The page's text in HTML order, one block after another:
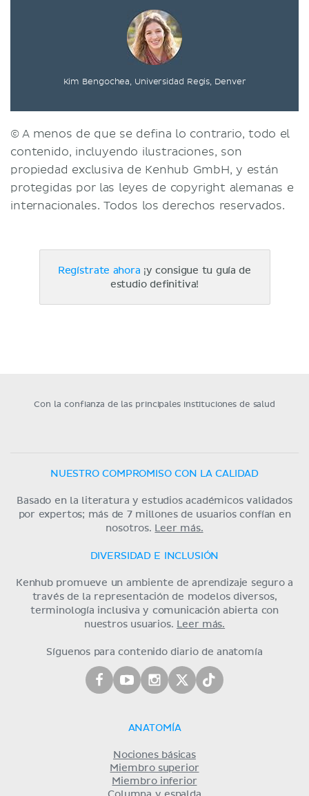
Kim Bengochea, Universidad Regis, Denver
© A menos de que se defina lo contrario, todo el
contenido, incluyendo ilustraciones, son
propiedad exclusiva de Kenhub GmbH, y están
protegidas por las leyes de copyright alemanas e
internacionales. Todos los derechos reservados.
Regístrate ahora ¡y consigue tu guía de
estudio definitiva!
Con la confianza de las principales instituciones de salud
NUESTRO COMPROMISO CON LA CALIDAD
Basado en la literatura y estudios académicos validados
por expertos; más de 7 millones de usuarios confían en
nosotros.
Leer más.
DIVERSIDAD E INCLUSIÓN
Kenhub promueve un ambiente de aprendizaje seguro a
través de la representación de modelos diversos,
terminología inclusiva y comunicación abierta con
nuestros usuarios.
Leer más.
Síguenos para contenido diario de anatomía
ANATOMÍA
Nociones básicas
Miembro superior
Miembro inferior